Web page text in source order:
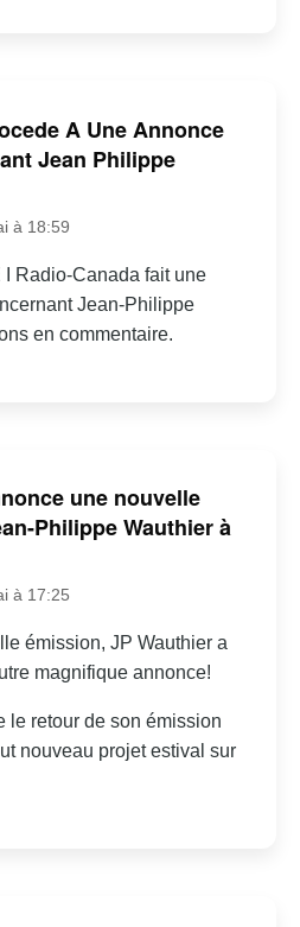
A Une Annonce
Jean Philippe
à 18:59
Radio-Canada fait une
Jean-Philippe
en commentaire.
une nouvelle
Philippe Wauthier à
à 17:25
émission, JP Wauthier a
magnifique annonce!
le retour de son émission
nouveau projet estival sur